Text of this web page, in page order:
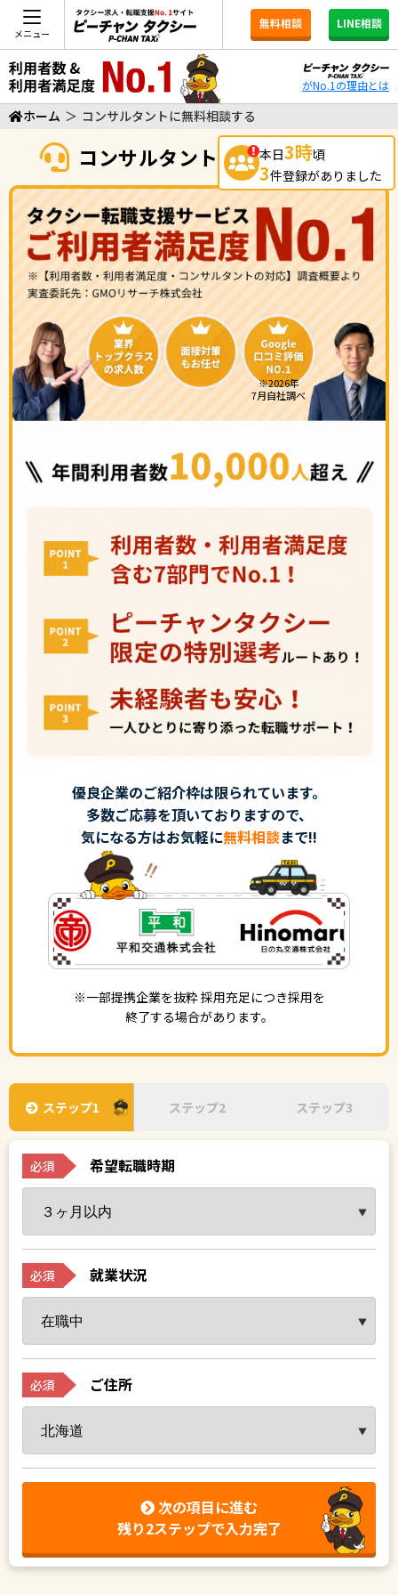
メニュー
無料相談 LINE相談
がNo.1の理由とは
ホーム ＞ コンサルタントに無料相談する
コンサルタントに無料相談する
※2026年
7月自社調べ
優良企業のご紹介枠は限られています。
多数ご応募を頂いておりますので、
気になる方はお気軽に無料相談まで!!
※一部提携企業を抜粋 採用充足につき採用を
終了する場合があります。
ステップ1 ステップ2 ステップ3
必須 希望転職時期
必須 就業状況
必須 ご住所
次の項目に進む
残り2ステップで入力完了
本日3時頃
3件登録がありました